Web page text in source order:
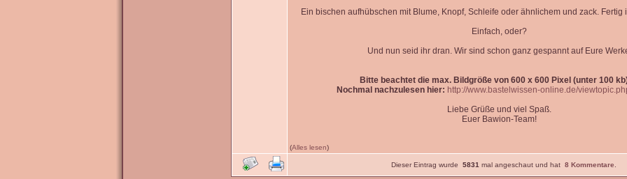
Ein bischen aufhübschen mit Blume, Knopf, Schleife oder ähnlichem und zack. Fertig
Einfach, oder?
Und nun seid ihr dran. Wir sind schon ganz gespannt auf Eure
Bitte beachtet die max. Bildgröße von 600 x 600 Pixel (unter 100
Nochmal nachzulesen hier: http://www.bastelwissen-online.de/
Liebe Grüße und viel Spaß.
Euer Bawion-Team!
(Alles lesen)
Dieser Eintrag wurde 5831 mal angeschaut und hat 8 Kommentare